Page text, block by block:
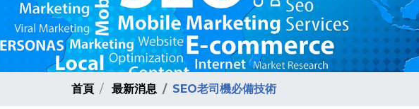
首頁 最新消息 SEO老司機必備技術